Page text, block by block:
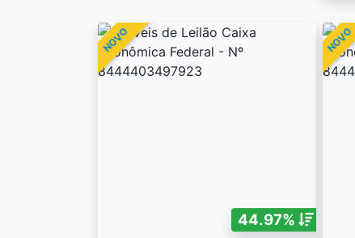
NOVO
44.97%
NOVO